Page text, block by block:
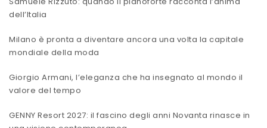
dell’Italia
Milano è pronta a diventare ancora una volta la capitale
mondiale della moda
Giorgio Armani, l’eleganza che ha insegnato al mondo il
valore del tempo
GENNY Resort 2027: il fascino degli anni Novanta rinasce in